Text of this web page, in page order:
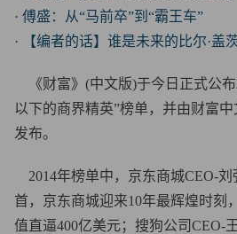
· 傅盛：从“马前卒”到“霸王车”
·
【编者的话】谁是未来的比尔·盖
《财富》(中文版)于今日正式公布
以下的商界精英”榜单，并由财富
发布。
2014年榜单中，京东商城CEO-刘
首，京东商城迎来10年最辉煌时刻
值直逼400亿美元；搜狗公司CEO-